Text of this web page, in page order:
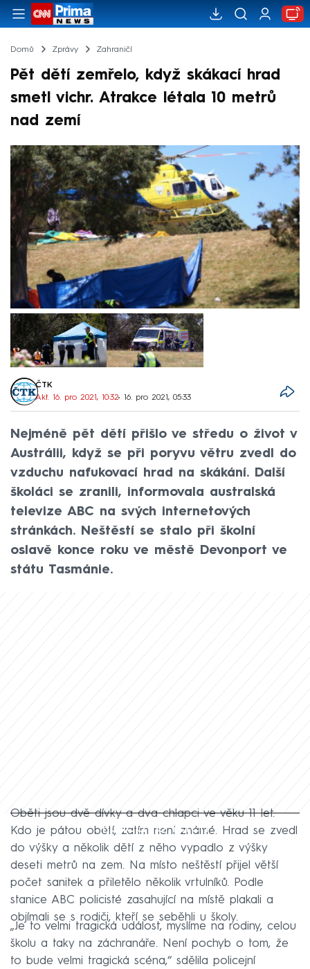
Domů Zprávy Zahraničí
Pět dětí zemřelo, když skákací hrad
smetl vichr. Atrakce létala 10 metrů
nad zemí
ČTK
Akt. 16. pro 2021, 10:32• 16. pro 2021, 05:33
Nejméně pět dětí přišlo ve středu o život v
Austrálii, když se při poryvu větru zvedl do
vzduchu nafukovací hrad na skákání. Další
školáci se zranili, informovala australská
televize ABC na svých internetových
stránkách. Neštěstí se stalo při školní
oslavě konce roku ve městě Devonport ve
státu Tasmánie.
Failed to fetch
Oběti jsou dvě dívky a dva chlapci ve věku 11 let.
Kdo je pátou obětí, zatím není známé. Hrad se zvedl
do výšky a několik dětí z něho vypadlo z výšky
deseti metrů na zem. Na místo neštěstí přijel větší
počet sanitek a přiletělo několik vrtulníků. Podle
stanice ABC policisté zasahující na místě plakali a
objímali se s rodiči, kteří se seběhli u školy.
„Je to velmi tragická událost, myslíme na rodiny, celou
školu a taky na záchranáře. Není pochyb o tom, že
to bude velmi tragická scéna,“ sdělila policejní